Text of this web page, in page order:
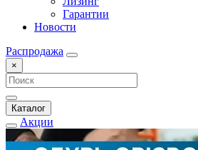
Гарантии
Новости
Распродажа
×
Каталог
Акции